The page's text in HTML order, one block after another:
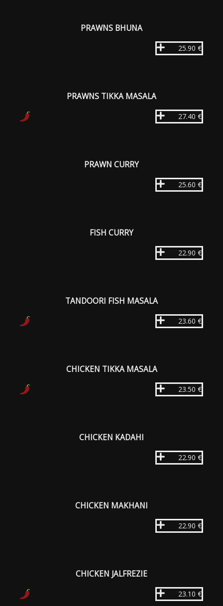
PRAWNS BHUNA
25.90 €
PRAWNS TIKKA MASALA
27.40 €
PRAWN CURRY
25.60 €
FISH CURRY
22.90 €
TANDOORI FISH MASALA
23.60 €
CHICKEN TIKKA MASALA
23.50 €
CHICKEN KADAHI
22.90 €
CHICKEN MAKHANI
22.90 €
CHICKEN JALFREZIE
23.10 €